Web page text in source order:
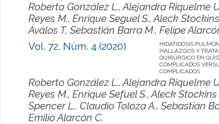
Roberto González L., Alejandra Riquelme
Reyes M., Enrique Seguel S., Aleck
Ávalos T, Sebastián Barra M., Felipe
Vol. 72, Núm. 4 (2020)
HIDATIDOSIS
HALLAZGOS Y
QUIRÚRGICO EN
COMPLICADOS
COMPLICADOS
Roberto González L., Alejandra Riquelme
Reyes M., Enrique Sefuel S., Aleck
Spencer L., Claudio Toloza A., Sebastián
Emilio Alarcón C.